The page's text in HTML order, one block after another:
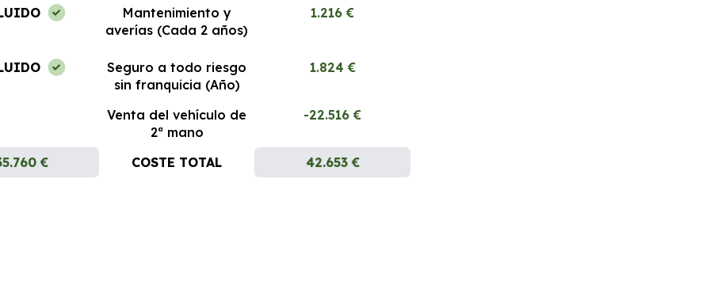
Mantenimiento y
averías (Cada 2 años)
1.216 €
Seguro a todo riesgo
sin franquicia (Año)
1.824 €
Venta del vehículo de
2ª mano
-22.516 €
€ COSTE TOTAL 42.653 €